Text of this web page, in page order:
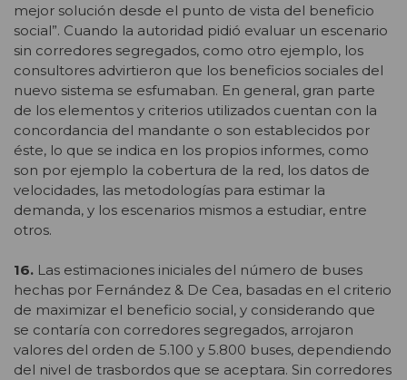
mejor solución desde el punto de vista del beneficio
social”. Cuando la autoridad pidió evaluar un escenario
sin corredores segregados, como otro ejemplo, los
consultores advirtieron que los beneficios sociales del
nuevo sistema se esfumaban. En general, gran parte
de los elementos y criterios utilizados cuentan con la
concordancia del mandante o son establecidos por
éste, lo que se indica en los propios informes, como
son por ejemplo la cobertura de la red, los datos de
velocidades, las metodologías para estimar la
demanda, y los escenarios mismos a estudiar, entre
otros.
16. Las estimaciones iniciales del número de buses
hechas por Fernández & De Cea, basadas en el criterio
de maximizar el beneficio social, y considerando que
se contaría con corredores segregados, arrojaron
valores del orden de 5.100 y 5.800 buses, dependiendo
del nivel de trasbordos que se aceptara. Sin corredores